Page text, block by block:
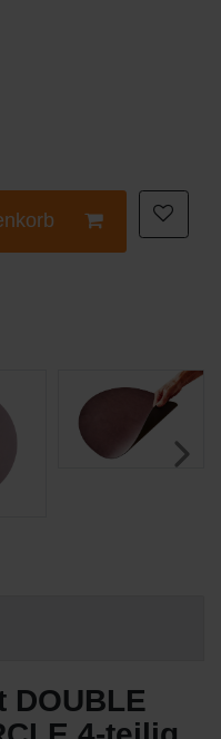
DOUBLE